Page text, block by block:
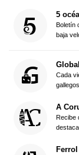
5
Boletín
baja
Cada
A
Recibe
Ferrol